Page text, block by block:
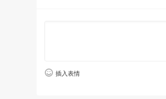
插入表情